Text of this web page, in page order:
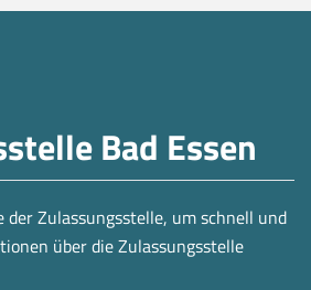
Bad Essen
der Zulassungsstelle, um schnell und
über die Zulassungsstelle